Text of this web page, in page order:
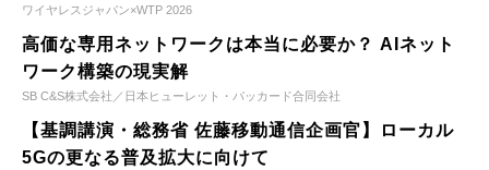
ワイヤレスジャパン×WTP 2026
高価な専用ネットワークは本当に必要か？ AIネット
ワーク構築の現実解
SB C&S株式会社／日本ヒューレット・パッカード合同会社
【基調講演・総務省 佐藤移動通信企画官】ローカル
5Gの更なる普及拡大に向けて